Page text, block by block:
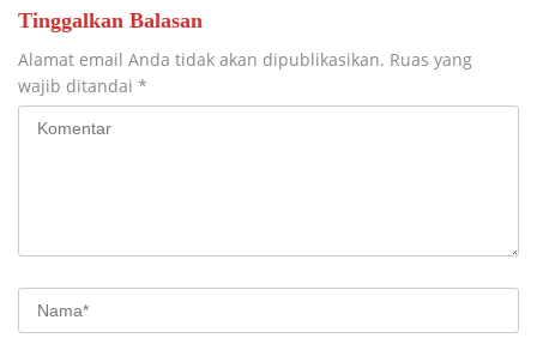
Tinggalkan Balasan
Alamat email Anda tidak akan dipublikasikan. Ruas yang
wajib ditandai *